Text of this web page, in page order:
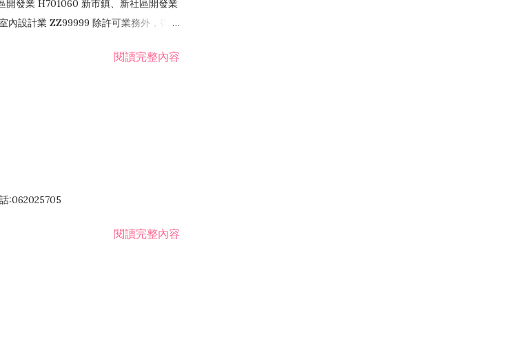
開發業 H701060 新市鎮、新社區開發業
內設計業 ZZ99999 除許可業務外，得經
閱讀完整內容
:062025705
閱讀完整內容